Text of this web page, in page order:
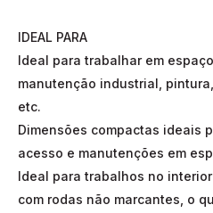
IDEAL PARA
Ideal para trabalhar em
manutenção industrial,
etc.
Dimensões compactas ideais
acesso e manutenções em
Ideal para trabalhos no
com rodas não marcantes, o